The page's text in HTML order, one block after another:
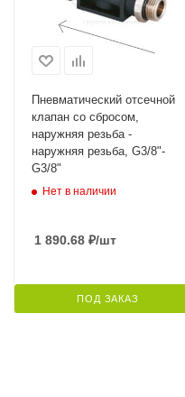
Пневматический отсечной
клапан со сбросом,
наружняя резьба -
наружняя резьба, G3/8"-
G3/8"
Нет в наличии
1 890.68 ₽/шт
ПОД ЗАКАЗ